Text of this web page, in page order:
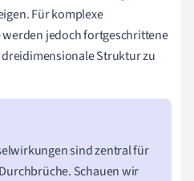
Für komplexe
jedoch fortgeschrittene
Struktur zu
sind zentral für
Schauen wir